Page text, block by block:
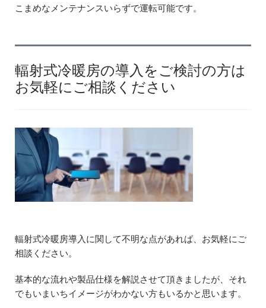
こまめなメンテナンスいらずで運転可能です。
輻射式冷暖房の導入をご検討の方は
お気軽にご相談ください
輻射式冷暖房導入に関して不明な点があれば、お気軽にご
相談ください。
基本的な流れや製品仕様を解説させて頂きましたが、それ
でもいまいちイメージがわかない方もいるかと思います。